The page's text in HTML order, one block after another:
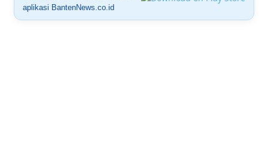
aplikasi BantenNews.co.id